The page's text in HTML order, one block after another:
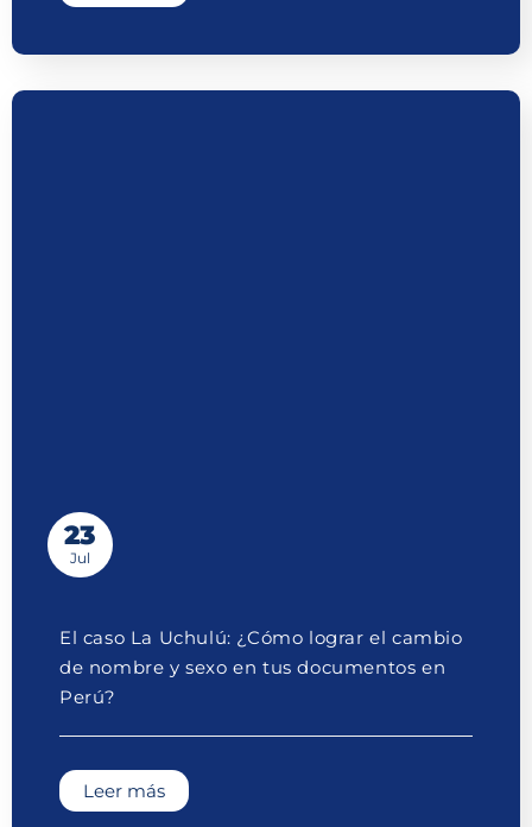
23
Jul
El caso La Uchulú: ¿Cómo lograr el cambio
de nombre y sexo en tus documentos en
Perú?
Leer más